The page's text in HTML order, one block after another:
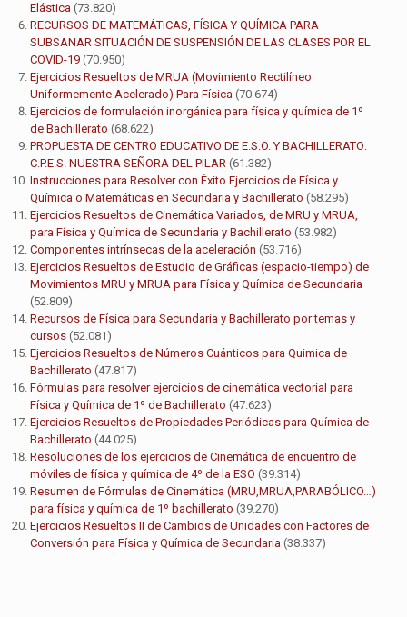
Elástica (73.820)
RECURSOS DE MATEMÁTICAS, FÍSICA Y QUÍMICA PARA
SUBSANAR SITUACIÓN DE SUSPENSIÓN DE LAS CLASES POR EL
COVID-19 (70.950)
Ejercicios Resueltos de MRUA (Movimiento Rectilíneo
Uniformemente Acelerado) Para Física (70.674)
Ejercicios de formulación inorgánica para física y química de 1º
de Bachillerato (68.622)
PROPUESTA DE CENTRO EDUCATIVO DE E.S.O. Y BACHILLERATO:
C.P.E.S. NUESTRA SEÑORA DEL PILAR (61.382)
Instrucciones para Resolver con Éxito Ejercicios de Física y
Química o Matemáticas en Secundaria y Bachillerato (58.295)
Ejercicios Resueltos de Cinemática Variados, de MRU y MRUA,
para Física y Química de Secundaria y Bachillerato (53.982)
Componentes intrínsecas de la aceleración (53.716)
Ejercicios Resueltos de Estudio de Gráficas (espacio-tiempo) de
Movimientos MRU y MRUA para Física y Química de Secundaria
(52.809)
Recursos de Física para Secundaria y Bachillerato por temas y
cursos (52.081)
Ejercicios Resueltos de Números Cuánticos para Quimica de
Bachillerato (47.817)
Fórmulas para resolver ejercicios de cinemática vectorial para
Física y Química de 1º de Bachillerato (47.623)
Ejercicios Resueltos de Propiedades Periódicas para Química de
Bachillerato (44.025)
Resoluciones de los ejercicios de Cinemática de encuentro de
móviles de física y química de 4º de la ESO (39.314)
Resumen de Fórmulas de Cinemática (MRU,MRUA,PARABÓLICO…)
para física y química de 1º bachillerato (39.270)
Ejercicios Resueltos II de Cambios de Unidades con Factores de
Conversión para Física y Química de Secundaria (38.337)